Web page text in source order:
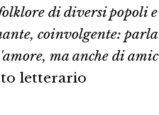
di diversi popoli
coinvolgente:
ma anche di
letterario